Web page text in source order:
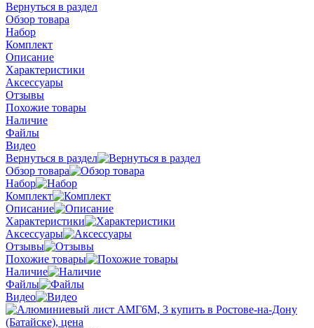
Вернуться в раздел
Обзор товара
Набор
Комплект
Описание
Характеристики
Аксессуары
Отзывы
Похожие товары
Наличие
Файлы
Видео
Вернуться в раздел
Обзор товара
Набор
Комплект
Описание
Характеристики
Аксессуары
Отзывы
Похожие товары
Наличие
Файлы
Видео